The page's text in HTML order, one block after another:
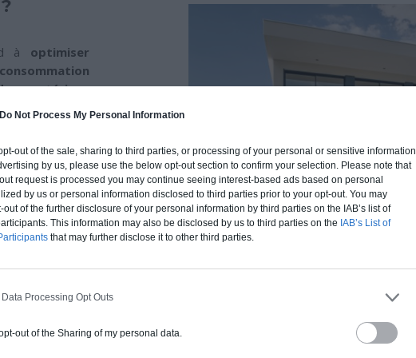
Do Not Process My Personal Information
out of the sale, sharing to third parties, or processing of your personal or sensitive information
by us, please use the below opt-out section to confirm your selection. Please note that
request is processed you may continue seeing interest-based ads based on personal
by us or personal information disclosed to third parties prior to your opt-out. You may
of the further disclosure of your personal information by third parties on the IAB’s list of
This information may also be disclosed by us to third parties on the IAB’s List of
that may further disclose it to other third parties.
Processing Opt Outs
out of the Sharing of my personal data.
à optimiser
matériaux
Elle génère
pendant les
autour de la
de la
dans le
énergétique.
est à la fois
pour le taux
manière dont
conséquences
planète.